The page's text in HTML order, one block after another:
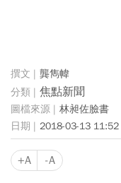
龔雋幃
焦點新聞
林昶佐臉書
2018-03-13 11:52
+A -A